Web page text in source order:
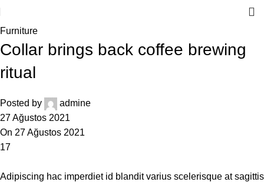
Furniture
Collar brings back coffee brewing
ritual
Posted by
admine
27 Ağustos 2021
On 27 Ağustos 2021
17
Adipiscing hac imperdiet id blandit varius scelerisque at sagittis